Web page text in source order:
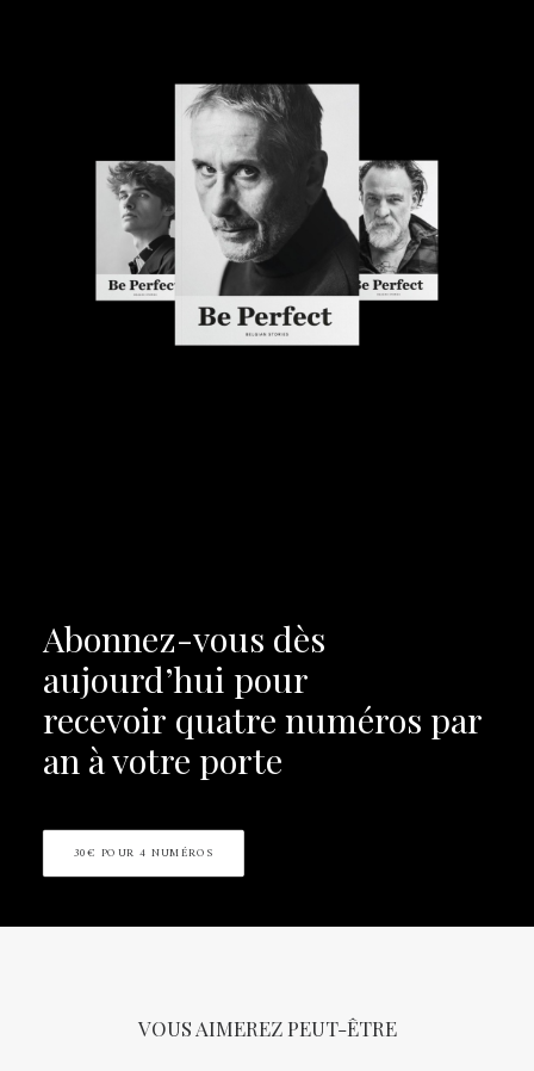
Abonnez-vous dès
aujourd’hui pour
recevoir quatre numéros par
an à votre porte
30€ POUR 4 NUMÉROS
VOUS AIMEREZ PEUT-ÊTRE